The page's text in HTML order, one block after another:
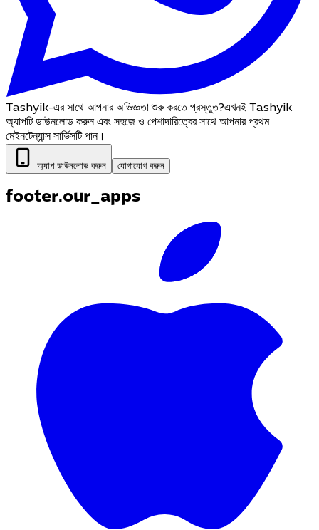
Tashyik-এর সাথে আপনার অভিজ্ঞতা শুরু করতে প্রস্তুত?এখনই Tashyik
অ্যাপটি ডাউনলোড করুন এবং সহজে ও পেশাদারিত্বের সাথে আপনার প্রথম
মেইনটেন্যান্স সার্ভিসটি পান।
অ্যাপ ডাউনলোড করুন যোগাযোগ করুন
footer.our_apps